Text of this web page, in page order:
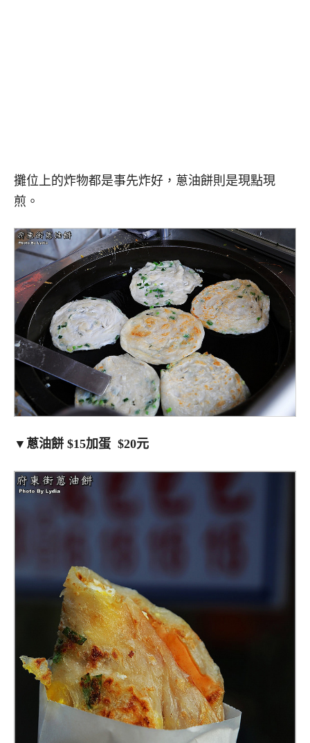
攤位上的炸物都是事先炸好，蔥油餅則是現點現
煎。
▼蔥油餅 $15加蛋 $20元